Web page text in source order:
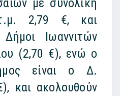
2,79 €, και
Ιωαννιτών
(2,70 €), ενώ ο
είναι ο Δ.
και ακολουθούν